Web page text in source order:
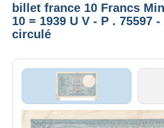
billet france 10 Francs
10 = 1939 U V - P . 75597
circulé